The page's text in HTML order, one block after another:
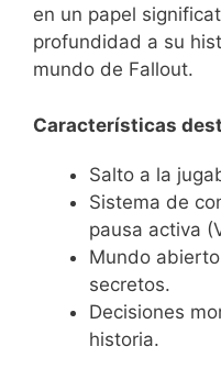
en un papel
profundidad a su
mundo de Fallout.
Características
Salto a la
Sistema de
pausa activa
Mundo
secretos.
Decisiones
historia.